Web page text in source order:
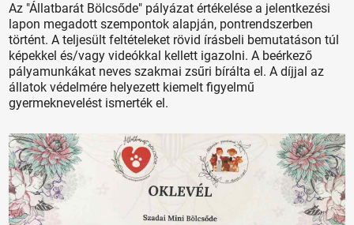
Az "Állatbarát Bölcsőde" pályázat értékelése a jelentkezési
lapon megadott szempontok alapján, pontrendszerben
történt. A teljesült feltételeket rövid írásbeli bemutatáson túl
képekkel és/vagy videókkal kellett igazolni. A beérkező
pályamunkákat neves szakmai zsűri bírálta el. A díjjal az
állatok védelmére helyezett kiemelt figyelmű
gyermeknevelést ismerték el.